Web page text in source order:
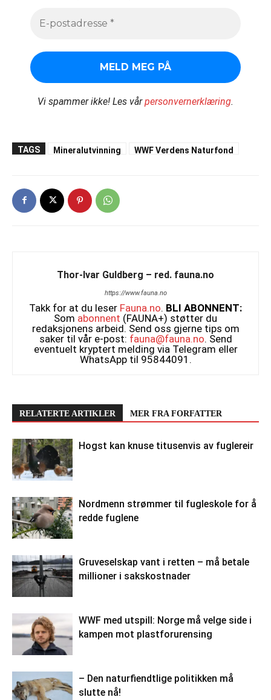
Vi spammer ikke! Les vårpersonvernerklæring.
TAGS Mineralutvinning WWF Verdens Naturfond
Thor-Ivar Guldberg – red. fauna.no
https://www.fauna.no
Takk for at du leser Fauna.no. BLI ABONNENT:
Som abonnent (FAUNA+) støtter du
redaksjonens arbeid. Send oss gjerne tips om
saker til vår e-post: fauna@fauna.no. Send
eventuelt kryptert melding via Telegram eller
WhatsApp til 95844091.
RELATERTE ARTIKLER MER FRA FORFATTER
Hogst kan knuse titusenvis av fuglereir
Nordmenn strømmer til fugleskole for å
redde fuglene
Gruveselskap vant i retten – må betale
millioner i sakskostnader
WWF med utspill: Norge må velge side i
kampen mot plastforurensing
– Den naturfiendtlige politikken må
slutte nå!